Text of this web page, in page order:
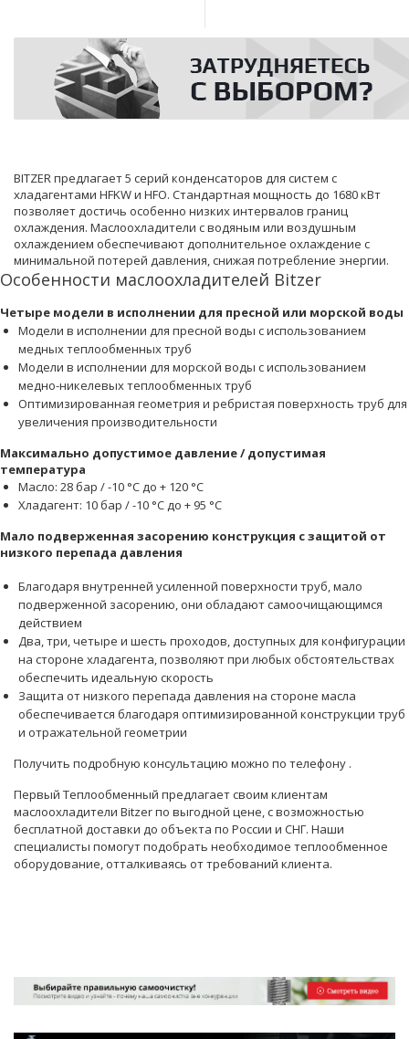
BITZER предлагает 5 серий конденсаторов для систем с
хладагентами HFKW и HFO. Стандартная мощность до 1680 кВт
позволяет достичь особенно низких интервалов границ
охлаждения. Маслоохладители с водяным или воздушным
охлаждением обеспечивают дополнительное охлаждение с
минимальной потерей давления, снижая потребление энергии.
Особенности маслоохладителей Bitzer
Четыре модели в исполнении для пресной или морской воды
Модели в исполнении для пресной воды с использованием
медных теплообменных труб
Модели в исполнении для морской воды с использованием
медно-никелевых теплообменных труб
Оптимизированная геометрия и ребристая поверхность труб для
увеличения производительности
Максимально допустимое давление / допустимая
температура
Масло: 28 бар / -10 °C до + 120 °C
Хладагент: 10 бар / -10 °C до + 95 °C
Мало подверженная засорению конструкция с защитой от
низкого перепада давления
Благодаря внутренней усиленной поверхности труб, мало
подверженной засорению, они обладают самоочищающимся
действием
Два, три, четыре и шесть проходов, доступных для конфигурации
на стороне хладагента, позволяют при любых обстоятельствах
обеспечить идеальную скорость
Защита от низкого перепада давления на стороне масла
обеспечивается благодаря оптимизированной конструкции труб
и отражательной геометрии
Получить подробную консультацию можно по телефону .
Первый Теплообменный предлагает своим клиентам
маслоохладители Bitzer по выгодной цене, с возможностью
бесплатной доставки до объекта по России и СНГ. Наши
специалисты помогут подобрать необходимое теплообменное
оборудование, отталкиваясь от требований клиента.